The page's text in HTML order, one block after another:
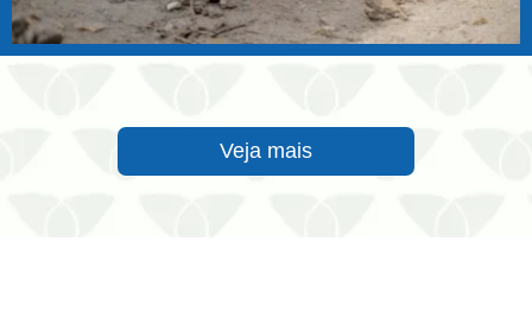
Veja mais